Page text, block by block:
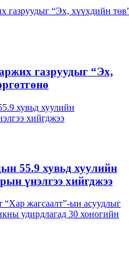
газруудыг “Эх,
55.9 хувьд хуулийн
үнэлгээ хийгджээ